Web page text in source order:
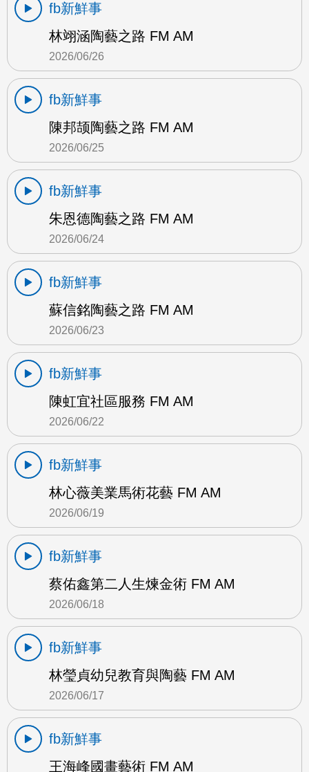
fb新鮮事
林翊涵陶藝之路 FM AM
2026/06/26
fb新鮮事
陳邦颉陶藝之路 FM AM
2026/06/25
fb新鮮事
朱恩德陶藝之路 FM AM
2026/06/24
fb新鮮事
蘇信銘陶藝之路 FM AM
2026/06/23
fb新鮮事
陳虹宜社區服務 FM AM
2026/06/22
fb新鮮事
林心薇美業馬術花藝 FM AM
2026/06/19
fb新鮮事
蔡佑鑫第二人生煉金術 FM AM
2026/06/18
fb新鮮事
林瑩貞幼兒教育與陶藝 FM AM
2026/06/17
fb新鮮事
王海峰國畫藝術 FM AM